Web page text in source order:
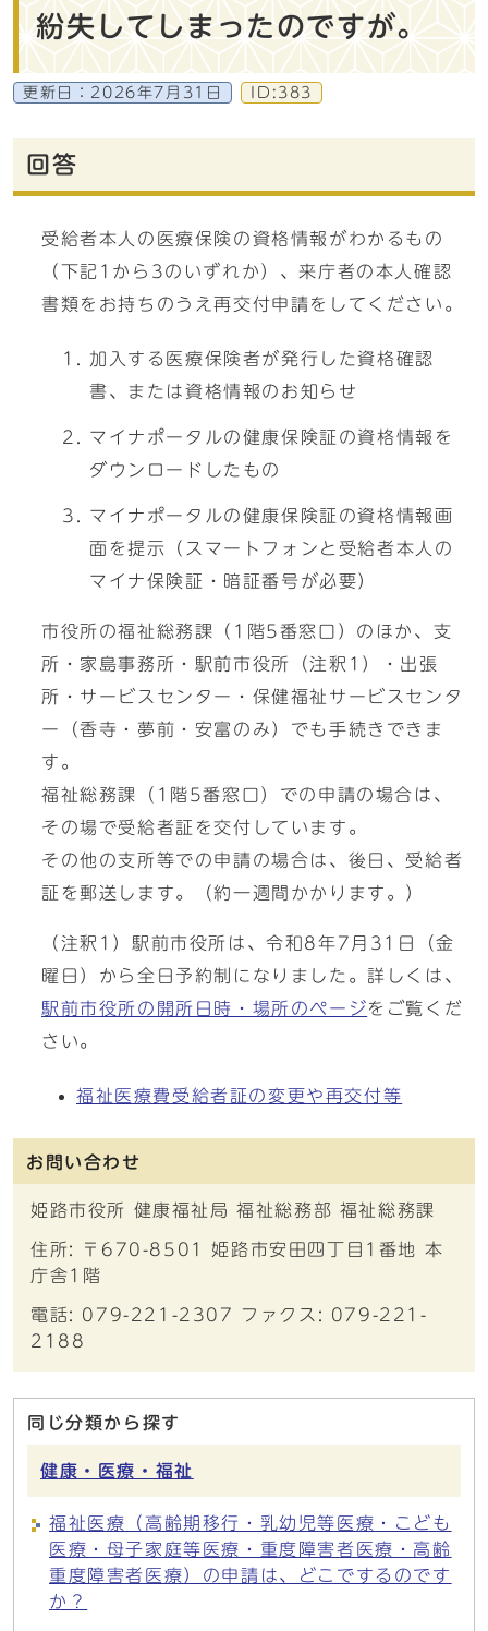
紛失してしまったのですが。
更新日： 2026年7月31日 ID:383
回答
受給者本人の医療保険の資格情報がわかるもの
（下記1から3のいずれか）、来庁者の本人確認
書類をお持ちのうえ再交付申請をしてください。
加入する医療保険者が発行した資格確認
書、または資格情報のお知らせ
マイナポータルの健康保険証の資格情報を
ダウンロードしたもの
マイナポータルの健康保険証の資格情報画
面を提示（スマートフォンと受給者本人の
マイナ保険証・暗証番号が必要）
市役所の福祉総務課（1階5番窓口）のほか、支
所・家島事務所・駅前市役所（注釈1）・出張
所・サービスセンター・保健福祉サービスセンタ
ー（香寺・夢前・安富のみ）でも手続きできま
す。
福祉総務課（1階5番窓口）での申請の場合は、
その場で受給者証を交付しています。
その他の支所等での申請の場合は、後日、受給者
証を郵送します。（約一週間かかります。）
（注釈1）駅前市役所は、令和8年7月31日（金
曜日）から全日予約制になりました。詳しくは、
駅前市役所の開所日時・場所のページをご覧くだ
さい。
福祉医療費受給者証の変更や再交付等
お問い合わせ
姫路市役所 健康福祉局 福祉総務部 福祉総務課
住所: 〒670-8501 姫路市安田四丁目1番地 本
庁舎1階
電話: 079-221-2307 ファクス: 079-221-
2188
同じ分類から探す
健康・医療・福祉
福祉医療（高齢期移行・乳幼児等医療・こども
医療・母子家庭等医療・重度障害者医療・高齢
重度障害者医療）の申請は、どこでするのです
か？